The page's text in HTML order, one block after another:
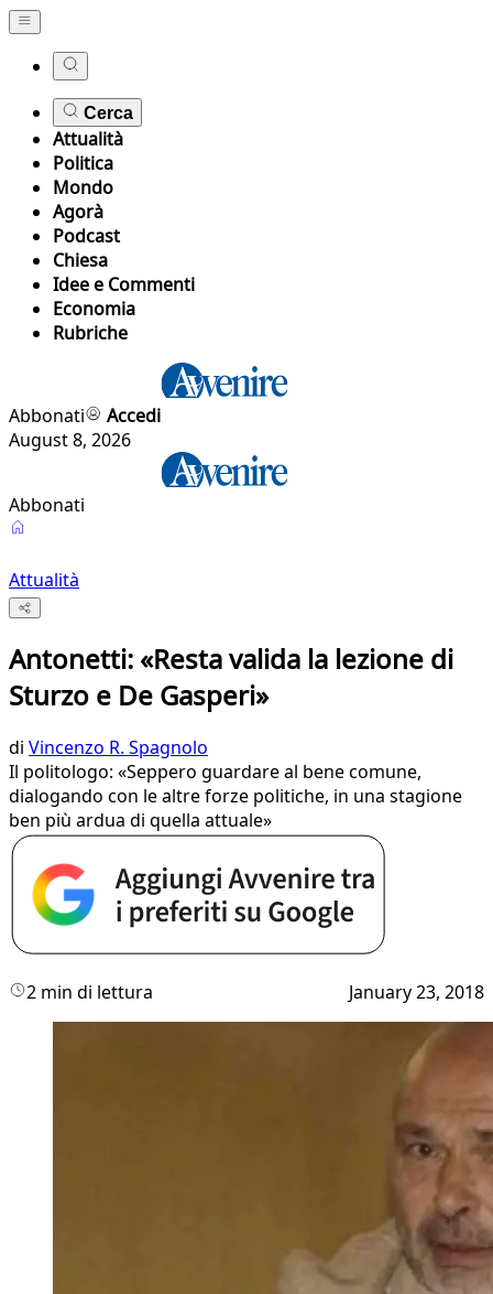
Cerca
Attualità
Politica
Mondo
Agorà
Podcast
Chiesa
Idee e Commenti
Economia
Rubriche
Abbonati
Accedi
August 8, 2026
Abbonati
Attualità
Antonetti: «Resta valida la lezione di
Sturzo e De Gasperi»
di Vincenzo R. Spagnolo
Il politologo: «Seppero guardare al bene comune,
dialogando con le altre forze politiche, in una stagione
ben più ardua di quella attuale»
2 min di lettura January 23, 2018